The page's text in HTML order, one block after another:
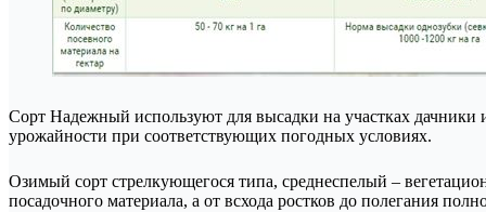
Сорт Надежный используют для высадки на участках
урожайности при соответствующих погодных условиях.
Озимый сорт стрелкующегося типа, среднеспелый –
посадочного материала, а от всхода ростков до полегания